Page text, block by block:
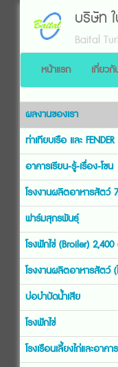
บริษัท
Baital
หน้าแรก เกี่ยวกั
ผลงานของเรา
ท่าเทียบเรือ และ FENDER
อาคารเรียน-รู้-เรื่อง-โขน
โรงงานผลิตอาหารสัตว์
ฟาร์มสุกรพันธุ์
โรงฟักไข่ (Broiler)
โรงงานผลิตอาหารสัตว์ (
บ่อบำบัดน้ำเสีย
โรงฟักไข่
โรงเรือนเลี้ยงไก่และอาค